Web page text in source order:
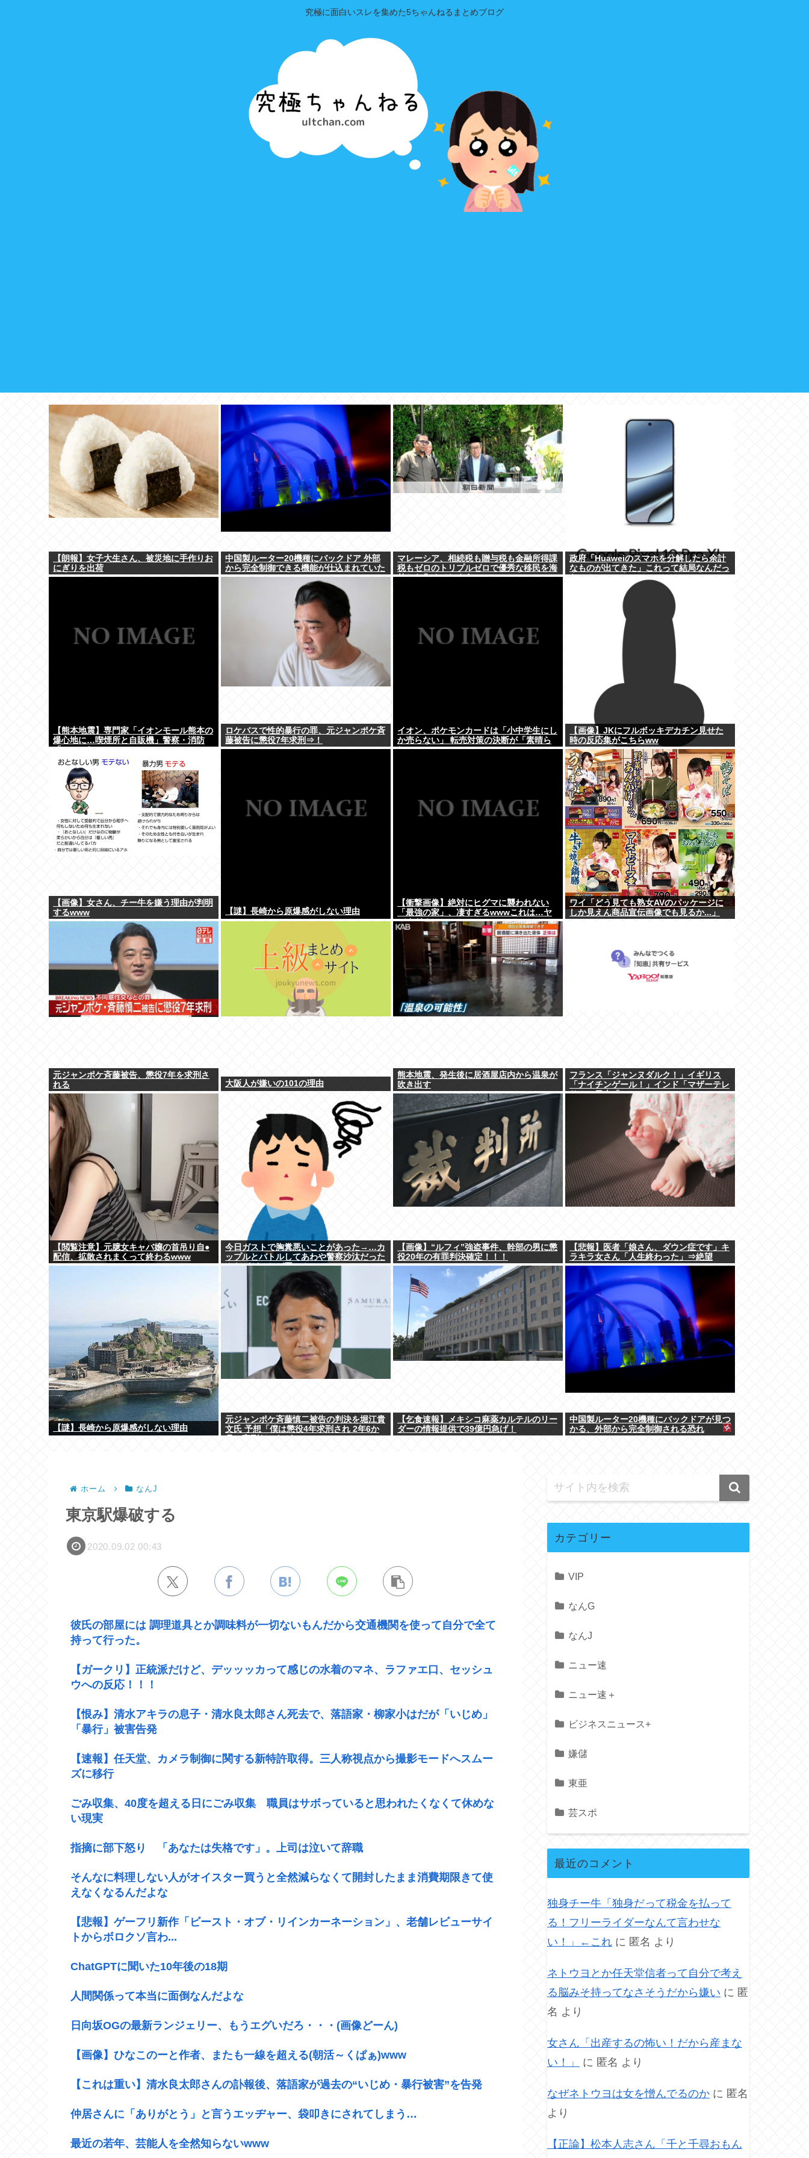
究極に面白いスレを集めた5ちゃんねるまとめブログ
【朗報】女子大生さん、被災地に手作りお
にぎりを出荷
中国製ルーター20機種にバックドア 外部
から完全制御できる機能が仕込まれていた
マレーシア、相続税も贈与税も金融所得課
税もゼロのトリプルゼロで優秀な移民を海
外から集めてしまう…
政府「Huaweiのスマホを分解したら余計
なものが出てきた」これって結局なんだっ
【熊本地震】専門家「イオンモール熊本の
爆心地に…喫煙所と自販機」警察・消防
ロケバスで性的暴行の罪、元ジャンポケ斉
藤被告に懲役7年求刑⇒！
イオン、ポケモンカードは「小中学生にし
か売らない」 転売対策の決断が「素晴ら
しい」
【画像】JKにフルボッキデカチン見せた
時の反応集がこちらww
【画像】女さん、チー牛を嫌う理由が判明
するwww
【謎】長崎から原爆感がしない理由
【衝撃画像】絶対にヒグマに襲われない
「最強の家」、凄すぎるwwwこれは…ヤ
バすぎる…
ワイ「どう見ても熟女AVのパッケージに
しか見えん商品宣伝画像でも見るか...」
元ジャンポケ斉藤被告、懲役7年を求刑さ
れる
大阪人が嫌いの101の理由
熊本地震、発生後に居酒屋店内から温泉が
吹き出す
フランス「ジャンヌダルク！」イギリス
「ナイチンゲール！」インド「マザーテレ
サ！」日本「…」
【閲覧注意】元臆女キャバ嬢の首吊り自●
配信、拡散されまくって終わるwww
今日ガストで胸糞悪いことがあった→…カ
ップルとバトルしてあわや警察沙汰だった
んだがどっちが悪い？
【画像】“ルフィ”強盗事件、幹部の男に懲
役20年の有罪判決確定！！！
【悲報】医者「娘さん、ダウン症です」キ
ラキラ女さん「人生終わった」⇒絶望
へ！！！！
【謎】長崎から原爆感がしない理由
元ジャンポケ斉藤慎二被告の判決を堀江貴
文氏 予想「僕は懲役4年求刑され 2年6か
【乞食速報】メキシコ麻薬カルテルのリー
ダーの情報提供で39億円急げ！
中国製ルーター20機種にバックドアが見つ
かる、外部から完全制御される恐れ
ホーム なんJ
東京駅爆破する
2020.09.02 00:43
彼氏の部屋には 調理道具とか調味料が一切ないもんだから交通機関を使って自分で全て
持って行った。
【ガークリ】正統派だけど、デッッッカって感じの水着のマネ、ラファエ口、セッシュ
ウへの反応！！！
【恨み】清水アキラの息子・清水良太郎さん死去で、落語家・柳家小はだが「いじめ」
「暴行」被害告発
【速報】任天堂、カメラ制御に関する新特許取得。三人称視点から撮影モードへスムー
ズに移行
ごみ収集、40度を超える日にごみ収集 職員はサボっていると思われたくなくて休めな
い現実
指摘に部下怒り 「あなたは失格です」。上司は泣いて辞職
そんなに料理しない人がオイスター買うと全然減らなくて開封したまま消費期限きて使
えなくなるんだよな
【悲報】ゲーフリ新作「ビースト・オブ・リインカーネーション」、老舗レビューサイ
トからボロクソ言わ...
ChatGPTに聞いた10年後の18期
人間関係って本当に面倒なんだよな
日向坂OGの最新ランジェリー、もうエグいだろ・・・(画像どーん)
【画像】ひなこのーと作者、またも一線を超える(朝活～くぱぁ)www
【これは重い】清水良太郎さんの訃報後、落語家が過去の“いじめ・暴行被害”を告発
仲居さんに「ありがとう」と言うエッヂャー、袋叩きにされてしまう…
最近の若年、芸能人を全然知らないwww
カテゴリー
VIP
なんG
なんJ
ニュー速
ニュー速＋
ビジネスニュース+
嫌儲
東亜
芸スポ
最近のコメント
独身チー牛「独身だって税金を払って
る！フリーライダーなんて言わせな
い！」←これ に 匿名 より
ネトウヨとか任天堂信者って自分で考え
る脳みそ持ってなさそうだから嫌い に 匿
名 より
女さん「出産するの怖い！だから産まな
い！」
に 匿名 より
なぜネトウヨは女を憎んでるのか に 匿名
より
【正論】松本人志さん「千と千尋おもん